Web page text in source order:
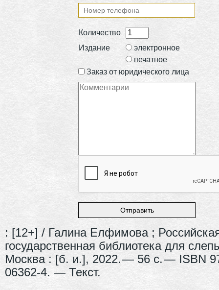
Количество
Издание
электронное
печатное
Заказ от юридического лица
: [12+] / Галина Елфимова ;
государственная библиотека для
Москва : [б. и.], 2022. — 56 с. — ISBN
06362-4. — Текст.